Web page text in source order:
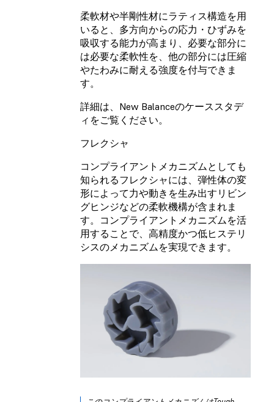
柔軟材や半剛性材にラティス構造を用
いると、多方向からの応力・ひずみを
吸収する能力が高まり、必要な部分に
は必要な柔軟性を、他の部分には圧縮
やたわみに耐える強度を付与できま
す。
詳細は、New Balanceのケーススタデ
ィをご覧ください。
フレクシャ
コンプライアントメカニズムとしても
知られるフレクシャには、弾性体の変
形によって力や動きを生み出すリビン
グヒンジなどの柔軟機構が含まれま
す。コンプライアントメカニズムを活
用することで、高精度かつ低ヒステリ
シスのメカニズムを実現できます。